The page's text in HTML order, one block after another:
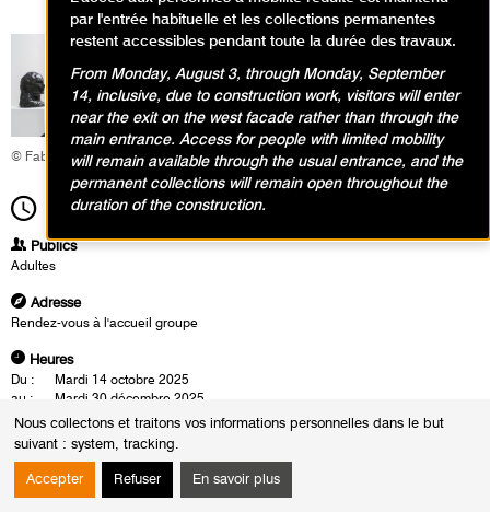
Nous collectons et traitons vos informations personnelles dans le but
suivant : system, tracking.
Accepter Refuser En savoir plus
© Fabrice Gaboriau
14h30Durée1h30
Publics
Adultes
Adresse
Rendez-vous à l'accueil groupe
Heures
Du :
Mardi 14 octobre 2025
au :
Mardi 30 décembre 2025
Les :
mardis de 14h30 à 16h00
samedis de 16h00 à 17h30
Samedi 1 novembre 2025 de 16h00 à 17h30
Mardi 11 novembre 2025 de 14h30 à 16h00
par l'entrée habituelle et les collections permanentes
restent accessibles pendant toute la durée des travaux.
From Monday, August 3, through Monday, September
14, inclusive, due to construction work, visitors will enter
near the exit on the west facade rather than through the
main entrance. Access for people with limited mobility
will remain available through the usual entrance, and the
permanent collections will remain open throughout the
duration of the construction.